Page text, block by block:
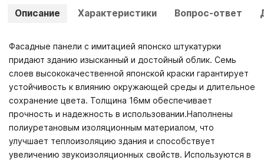
Описание Характеристики Вопрос-ответ
Фасадные панели с имитацией японско штукатурки
придают зданию изысканный и достойный облик. Семь
слоев высококачественной японской краски гарантирует
устойчивость к влиянию окружающей среды и длительное
сохранение цвета. Толщина 16мм обеспечивает
прочность и надежность в использовании.Наполнены
полиуретановым изоляционным материалом, что
улучшает теплоизоляцию здания и способствует
увеличению звукоизоляционных свойств. Используются в